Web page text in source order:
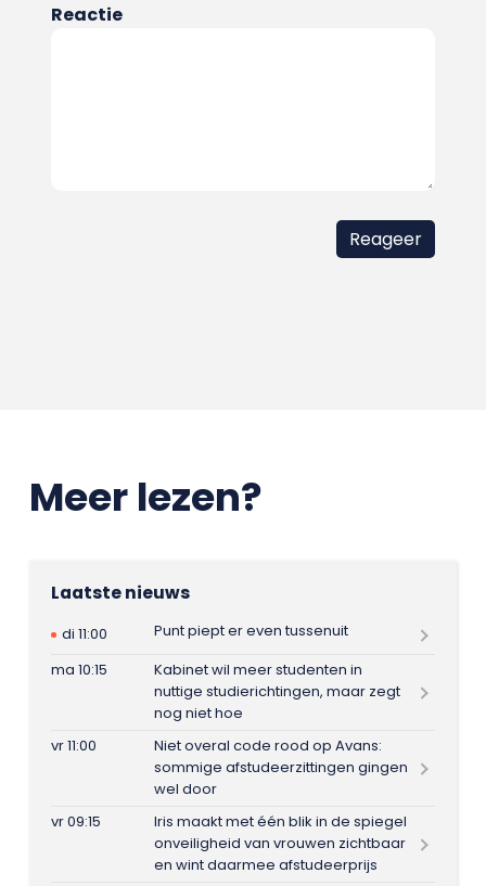
Reactie
Meer lezen?
Laatste nieuws
di 11:00
Punt piept er even tussenuit
ma 10:15
Kabinet wil meer studenten in
nuttige studierichtingen, maar zegt
nog niet hoe
vr 11:00
Niet overal code rood op Avans:
sommige afstudeerzittingen gingen
wel door
vr 09:15
Iris maakt met één blik in de spiegel
onveiligheid van vrouwen zichtbaar
en wint daarmee afstudeerprijs